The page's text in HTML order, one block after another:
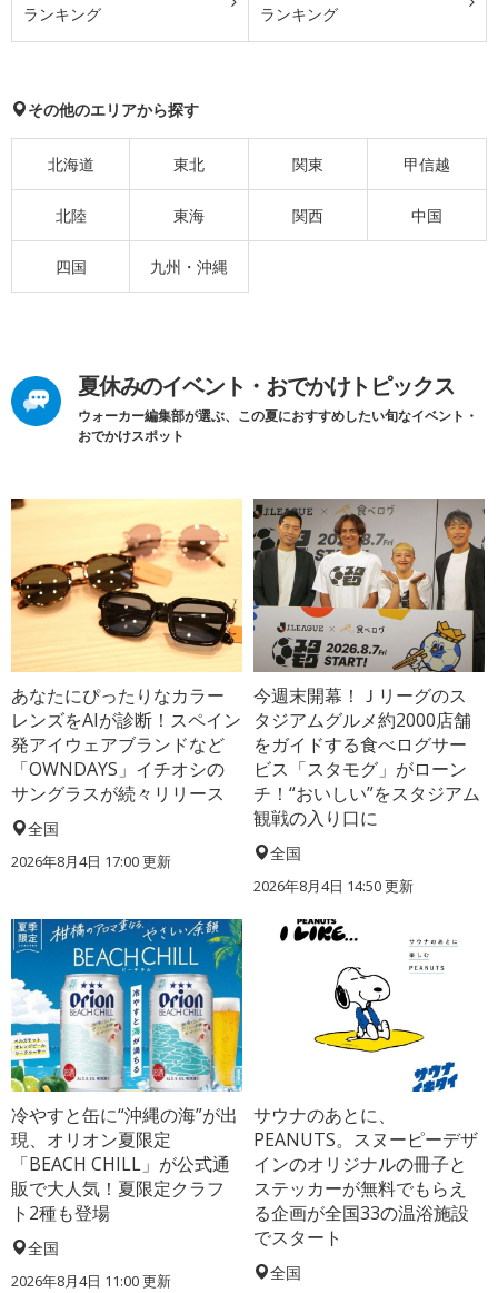
ランキング
ランキング
その他のエリアから探す
北海道 東北 関東 甲信越
北陸 東海 関西 中国
四国 九州・沖縄
夏休みのイベント・おでかけトピックス
ウォーカー編集部が選ぶ、この夏におすすめしたい旬なイベント・
おでかけスポット
あなたにぴったりなカラー
レンズをAIが診断！スペイン
発アイウェアブランドなど
「OWNDAYS」イチオシの
サングラスが続々リリース
全国
2026年8月4日 17:00更新
今週末開幕！Ｊリーグのス
タジアムグルメ約2000店舗
をガイドする食べログサー
ビス「スタモグ」がローン
チ！“おいしい”をスタジアム
観戦の入り口に
全国
2026年8月4日 14:50更新
冷やすと缶に“沖縄の海”が出
現、オリオン夏限定
「BEACH CHILL」が公式通
販で大人気！夏限定クラフ
ト2種も登場
全国
2026年8月4日 11:00更新
サウナのあとに、
PEANUTS。スヌーピーデザ
インのオリジナルの冊子と
ステッカーが無料でもらえ
る企画が全国33の温浴施設
でスタート
全国